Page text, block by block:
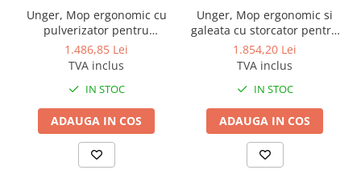
Gama de cosmetice hoteliere Lux
Gama de cosmetice hoteliere
Gama de cosmetice hoteliere
Gama de cosmetice hoteliere Sense
Papuci hotel
Textile hoteliere
Unger, Mop ergonomic cu
pulverizator pentru
curatare pardoseli Ergo
Clean
1.486,85 Lei
TVA inclus
IN STOC
ADAUGA IN COS
Unger, Mop ergonomic si
galeata cu storcator pentru
curatare pardoseli Ergo
Clean
1.854,20 Lei
TVA inclus
IN STOC
ADAUGA IN COS